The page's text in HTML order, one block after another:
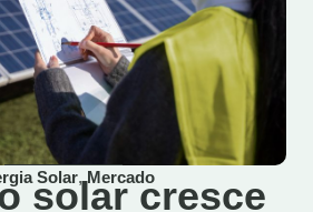
Solar,Mercado
solar cresce